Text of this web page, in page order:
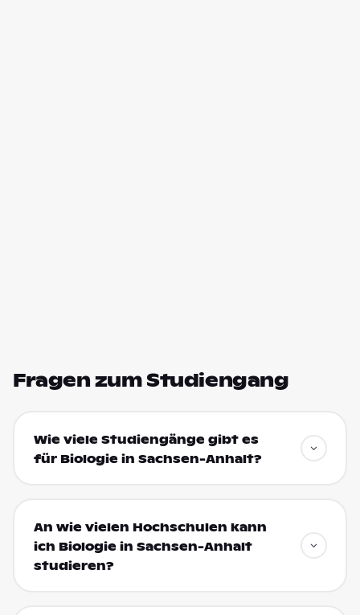
Fragen zum Studiengang
Wie viele Studiengänge gibt es
für Biologie in Sachsen-Anhalt?
An wie vielen Hochschulen kann
ich Biologie in Sachsen-Anhalt
studieren?